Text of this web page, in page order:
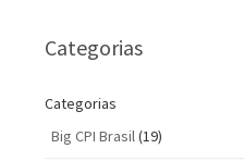
Categorias
Categorias
Big CPI Brasil(19)